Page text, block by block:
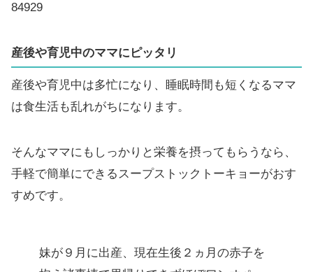
84929
産後や育児中のママにピッタリ
産後や育児中は多忙になり、睡眠時間も短くなるママ
は食生活も乱れがちになります。
そんなママにもしっかりと栄養を摂ってもらうなら、
手軽で簡単にできるスープストックトーキョーがおす
すめです。
妹が９月に出産、現在生後２ヵ月の赤子を